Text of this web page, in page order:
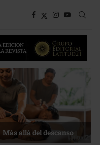
Energía que Impulsa la
competitividad